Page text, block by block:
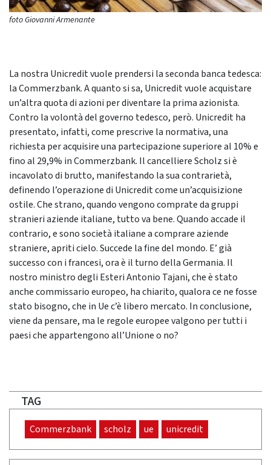
foto Giovanni Armenante
La nostra Unicredit vuole prendersi la seconda banca tedesca:
la Commerzbank. A quanto si sa, Unicredit vuole acquistare
un’altra quota di azioni per diventare la prima azionista.
Contro la volontà del governo tedesco, però. Unicredit ha
presentato, infatti, come prescrive la normativa, una
richiesta per acquisire una partecipazione superiore al 10% e
fino al 29,9% in Commerzbank. Il cancelliere Scholz si è
incavolato di brutto, manifestando la sua contrarietà,
definendo l’operazione di Unicredit come un’acquisizione
ostile. Che strano, quando vengono comprate da gruppi
stranieri aziende italiane, tutto va bene. Quando accade il
contrario, e sono società italiane a comprare aziende
straniere, apriti cielo. Succede la fine del mondo. E’ già
successo con i francesi, ora è il turno della Germania. Il
nostro ministro degli Esteri Antonio Tajani, che è stato
anche commissario europeo, ha chiarito, qualora ce ne fosse
stato bisogno, che in Ue c’è libero mercato. In conclusione,
viene da pensare, ma le regole europee valgono per tutti i
paesi che appartengono all’Unione o no?
TAG
Commerzbank scholz ue unicredit